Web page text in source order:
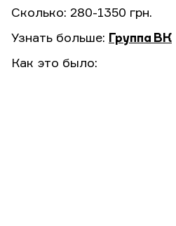
Сколько: 280-1350 грн.
Узнать больше: Группа ВК
Как это было: